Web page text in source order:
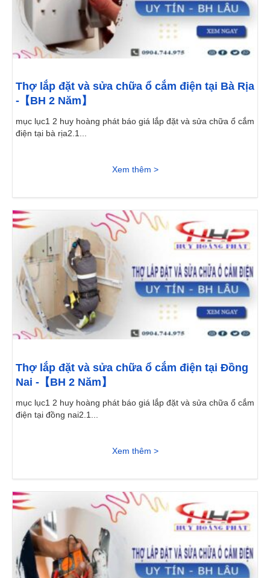
Thợ lắp đặt và sửa chữa ổ cắm điện tại Bà Rịa
-【BH 2 Năm】
mục lục1 2 huy hoàng phát báo giá lắp đặt và sửa chữa ổ cắm
điện tại bà rịa2.1...
Xem thêm >
Thợ lắp đặt và sửa chữa ổ cắm điện tại Đồng
Nai -【BH 2 Năm】
mục lục1 2 huy hoàng phát báo giá lắp đặt và sửa chữa ổ cắm
điện tại đồng nai2.1...
Xem thêm >